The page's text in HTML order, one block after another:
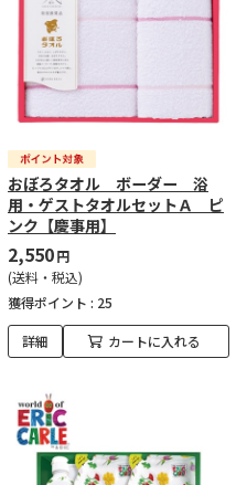
おぼろタオル ボーダー 浴
用・ゲストタオルセットＡ ピ
ンク【慶事用】
2,550円
(送料・税込)
獲得ポイント : 25
詳細 カートに入れる